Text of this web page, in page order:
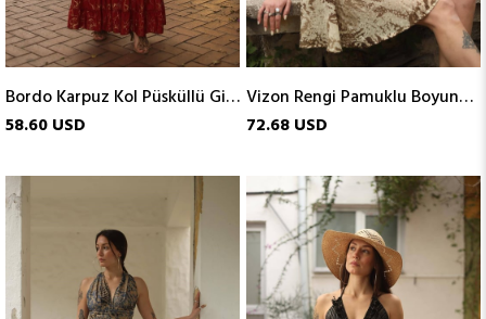
Bordo Karpuz Kol Püsküllü Gipeli İpek Elbise
58.60 USD
Vizon Rengi Pamuklu Boyundan Bağlamalı Kısa Elbise
72.68 USD